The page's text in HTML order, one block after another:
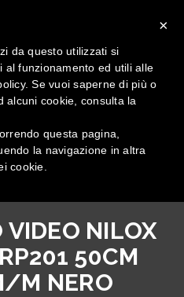
VIDEO NILOX
50CM
M NERO
×
da questo utilizzati si
al funzionamento ed utili alle
Se vuoi saperne di più o
alcuni cookie, consulta la
questa pagina,
la navigazione in altra
cookie.